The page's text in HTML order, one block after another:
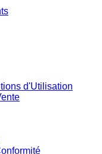
d'Utilisation